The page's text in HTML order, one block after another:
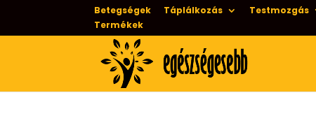
Betegségek Táplálkozás Testmozgás
Termékek